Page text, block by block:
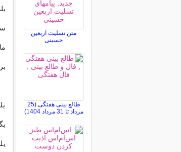
متن تسلیت اربعین
حسینی
طالع بینی هفتگی (25
مرداد تا 31 مرداد 1404)